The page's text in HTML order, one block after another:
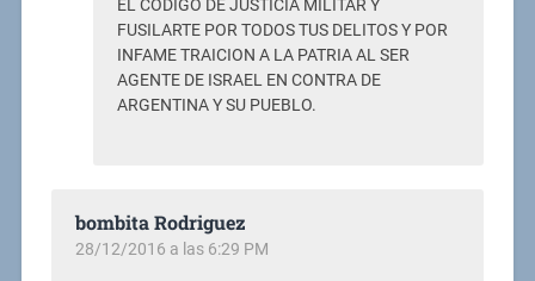
EL CODIGO DE JUSTICIA MILITAR Y
FUSILARTE POR TODOS TUS DELITOS Y POR
INFAME TRAICION A LA PATRIA AL SER
AGENTE DE ISRAEL EN CONTRA DE
ARGENTINA Y SU PUEBLO.
bombita Rodriguez
28/12/2016 a las 6:29 PM